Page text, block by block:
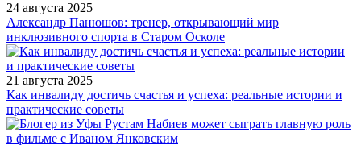
24 августа 2025
Александр Панюшов: тренер, открывающий мир
инклюзивного спорта в Старом Осколе
21 августа 2025
Как инвалиду достичь счастья и успеха: реальные истории и
практические советы